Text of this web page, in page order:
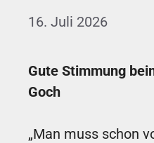
16. Juli 2026
Gute Stimmung
Goch
„Man muss schon